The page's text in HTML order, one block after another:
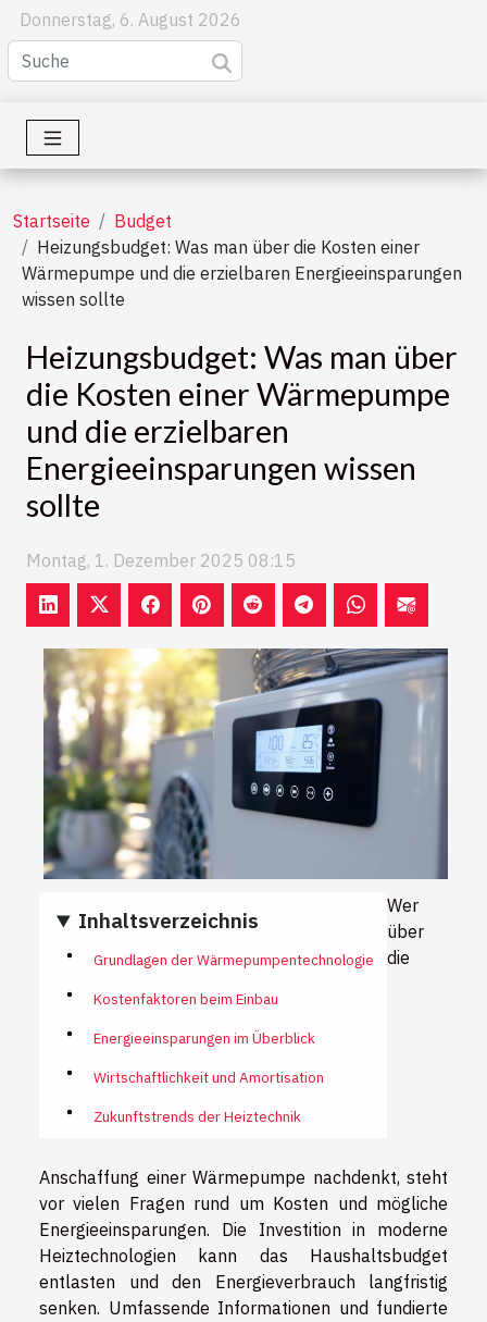
Donnerstag, 6. August 2026
Startseite
Budget
Heizungsbudget: Was man über die Kosten einer
Wärmepumpe und die erzielbaren Energieeinsparungen
wissen sollte
Heizungsbudget: Was man über
die Kosten einer Wärmepumpe
und die erzielbaren
Energieeinsparungen wissen
sollte
Montag, 1. Dezember 2025 08:15
Inhaltsverzeichnis
Grundlagen der Wärmepumpentechnologie
Kostenfaktoren beim Einbau
Energieeinsparungen im Überblick
Wirtschaftlichkeit und Amortisation
Zukunftstrends der Heiztechnik
Wer
über
die
Anschaffung einer Wärmepumpe nachdenkt, steht
vor vielen Fragen rund um Kosten und mögliche
Energieeinsparungen. Die Investition in moderne
Heiztechnologien kann das Haushaltsbudget
entlasten und den Energieverbrauch langfristig
senken. Umfassende Informationen und fundierte